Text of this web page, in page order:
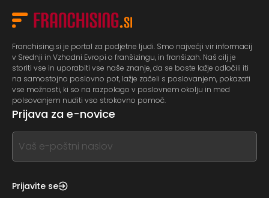
Franchising.si je portal za podjetne ljudi. Smo največji vir informacij
v Srednji in Vzhodni Evropi o franšizingu, in franšizah. Naš cilj je
storiti vse in uporabiti vse naše znanje, da se boste lažje odločili iti
na samostojno poslovno pot, lažje začeli s poslovanjem, pokazati
vse možnosti, ki so na razpolago v poslovnem okolju in med
polsovanjem nuditi vso strokovno pomoč.
Prijava za e-novice
If
you
this,
Prijavite se